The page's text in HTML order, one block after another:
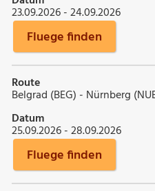
23.09.2026 - 24.09.2026
Fluege finden
Route
Belgrad (BEG) - Nürnberg
Datum
25.09.2026 - 28.09.2026
Fluege finden